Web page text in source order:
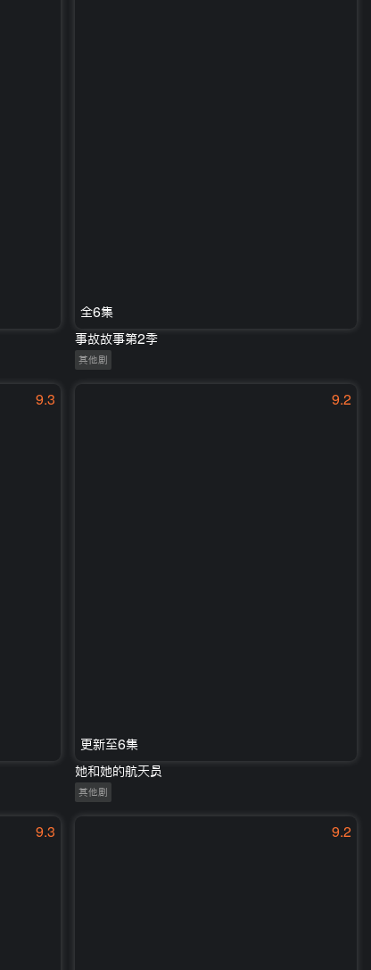
全6集
事故故事第2季
其他剧
9.3 9.2
更新至6集
她和她的航天员
其他剧
9.3 9.2